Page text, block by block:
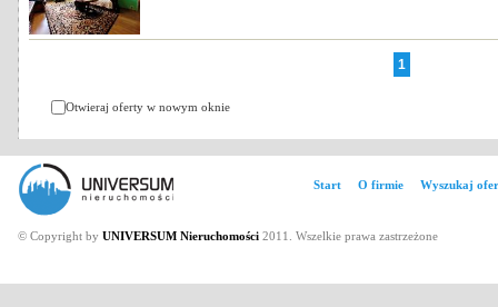
1
Otwieraj oferty w nowym oknie
Start O firmie Wyszukaj
© Copyright by UNIVERSUM Nieruchomości 2011. Wszelkie prawa zastrzeżone